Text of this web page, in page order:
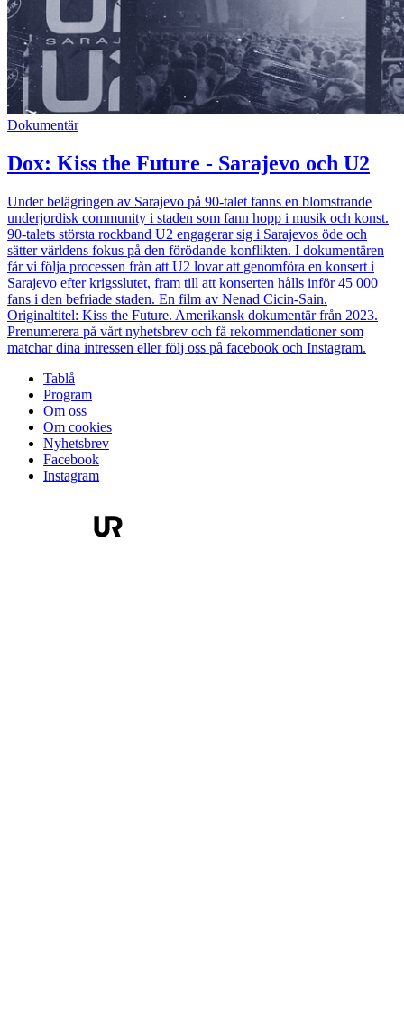
Dokumentär
Dox: Kiss the Future - Sarajevo och U2
Under belägringen av Sarajevo på 90-talet fanns en blomstrande
underjordisk community i staden som fann hopp i musik och konst.
90-talets största rockband U2 engagerar sig i Sarajevos öde och
sätter världens fokus på den förödande konflikten. I dokumentären
får vi följa processen från att U2 lovar att genomföra en konsert i
Sarajevo efter krigsslutet, fram till att konserten hålls inför 45 000
fans i den befriade staden. En film av Nenad Cicin-Sain.
Originaltitel: Kiss the Future. Amerikansk dokumentär från 2023.
Prenumerera på vårt nyhetsbrev och få rekommendationer som
matchar dina intressen eller följ oss på facebook och Instagram.
Tablå
Program
Om oss
Om cookies
Nyhetsbrev
Facebook
Instagram